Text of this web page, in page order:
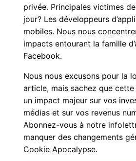
privée. Principales victimes
jour? Les développeurs
mobiles. Nous nous
impacts entourant la famille
Facebook.
Nous nous excusons pour la
article, mais sachez que cette
un impact majeur sur vos
médias et sur vos revenus
Abonnez-vous à notre
manquer des changements
Cookie Apocalypse.